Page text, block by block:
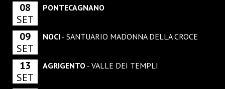
08
SET
PONTECAGNANO
09
SET
NOCI - SANTUARIO MADONNA DELLA CROCE
13
SET
AGRIGENTO - VALLE DEI TEMPLI